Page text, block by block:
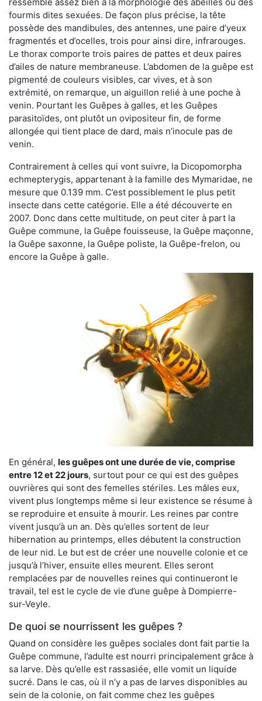
fourmis dites sexuées. De façon plus précise, la tête
possède des mandibules, des antennes, une paire d’yeux
fragmentés et d’ocelles, trois pour ainsi dire, infrarouges.
Le thorax comporte trois paires de pattes et deux paires
d’ailes de nature membraneuse. L’abdomen de la guêpe est
pigmenté de couleurs visibles, car vives, et à son
extrémité, on remarque, un aiguillon relié à une poche à
venin. Pourtant les Guêpes à galles, et les Guêpes
parasitoïdes, ont plutôt un ovipositeur fin, de forme
allongée qui tient place de dard, mais n’inocule pas de
venin.
Contrairement à celles qui vont suivre, la Dicopomorpha
echmepterygis, appartenant à la famille des Mymaridae, ne
mesure que 0.139 mm. C’est possiblement le plus petit
insecte dans cette catégorie. Elle a été découverte en
2007. Donc dans cette multitude, on peut citer à part la
Guêpe commune, la Guêpe fouisseuse, la Guêpe maçonne,
la Guêpe saxonne, la Guêpe poliste, la Guêpe-frelon, ou
encore la Guêpe à galle.
En général, les guêpes ont une durée de vie, comprise
entre 12 et 22 jours, surtout pour ce qui est des guêpes
ouvrières qui sont des femelles stériles. Les mâles eux,
vivent plus longtemps même si leur existence se résume à
se reproduire et ensuite à mourir. Les reines par contre
vivent jusqu’à un an. Dès qu’elles sortent de leur
hibernation au printemps, elles débutent la construction
de leur nid. Le but est de créer une nouvelle colonie et ce
jusqu’à l’hiver, ensuite elles meurent. Elles seront
remplacées par de nouvelles reines qui continueront le
travail, tel est le cycle de vie d’une guêpe à Dompierre-
sur-Veyle.
De quoi se nourrissent les guêpes ?
Quand on considère les guêpes sociales dont fait partie la
Guêpe commune, l’adulte est nourri principalement grâce à
sa larve. Dès qu’elle est rassasiée, elle vomit un liquide
sucré. Dans le cas, où il n’y a pas de larves disponibles au
sein de la colonie, on fait comme chez les guêpes